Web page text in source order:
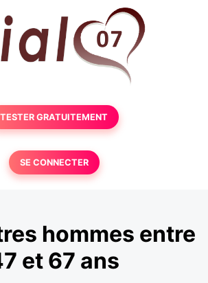
TESTER GRATUITEMENT
SE CONNECTER
hommes entre
et 67 ans